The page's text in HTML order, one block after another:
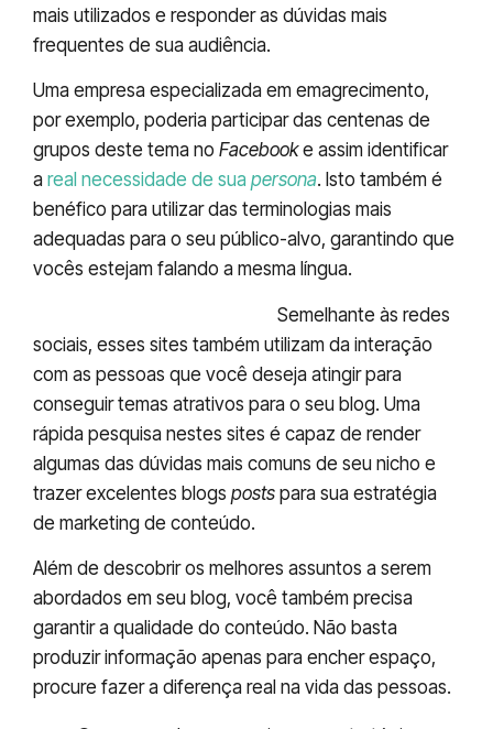
mais utilizados e responder as dúvidas mais
frequentes de sua audiência.
Uma empresa especializada em emagrecimento,
por exemplo, poderia participar das centenas de
grupos deste tema no Facebooke assim identificar
a real necessidade de sua persona. Isto também é
benéfico para utilizar das terminologias mais
adequadas para o seu público-alvo, garantindo que
vocês estejam falando a mesma língua.
Semelhante às redes
sociais, esses sites também utilizam da interação
com as pessoas que você deseja atingir para
conseguir temas atrativos para o seu blog. Uma
rápida pesquisa nestes sites é capaz de render
algumas das dúvidas mais comuns de seu nicho e
trazer excelentes blogs posts para sua estratégia
de marketing de conteúdo.
Além de descobrir os melhores assuntos a serem
abordados em seu blog, você também precisa
garantir a qualidade do conteúdo. Não basta
produzir informação apenas para encher espaço,
procure fazer a diferença real na vida das pessoas.